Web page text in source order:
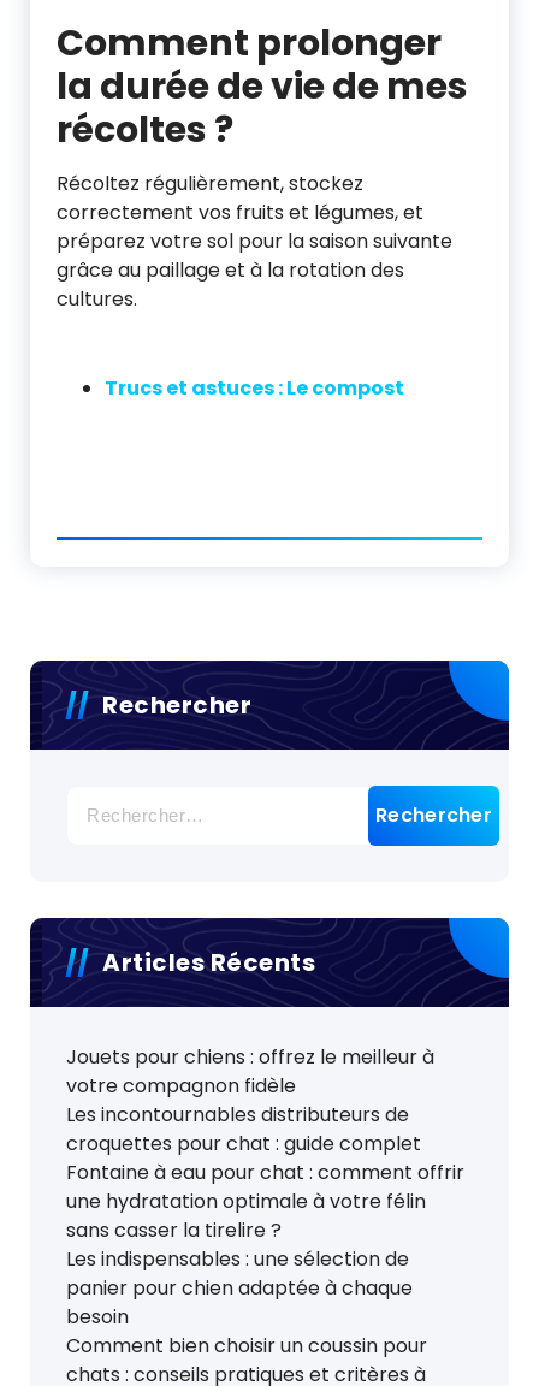
Comment prolonger
la durée de vie de mes
récoltes ?
Récoltez régulièrement, stockez
correctement vos fruits et légumes, et
préparez votre sol pour la saison suivante
grâce au paillage et à la rotation des
cultures.
Trucs et astuces : Le compost
Rechercher
Articles Récents
Jouets pour chiens : offrez le meilleur à
votre compagnon fidèle
Les incontournables distributeurs de
croquettes pour chat : guide complet
Fontaine à eau pour chat : comment offrir
une hydratation optimale à votre félin
sans casser la tirelire ?
Les indispensables : une sélection de
panier pour chien adaptée à chaque
besoin
Comment bien choisir un coussin pour
chats : conseils pratiques et critères à